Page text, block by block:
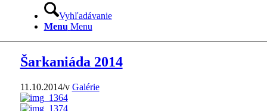
Vyhľadávanie
Menu Menu
Šarkaniáda 2014
11.10.2014/v Galérie